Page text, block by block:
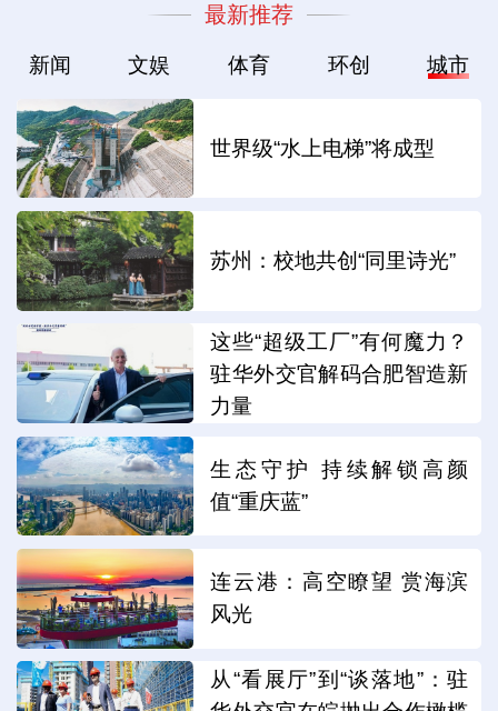
最新推荐
新闻 文娱 体育 环创 城市
世界级“水上电梯”将成型
苏州：校地共创“同里诗光”
这些“超级工厂”有何魔力？
驻华外交官解码合肥智造新
力量
生态守护 持续解锁高颜
值“重庆蓝”
连云港：高空瞭望 赏海滨
风光
从“看展厅”到“谈落地”：驻